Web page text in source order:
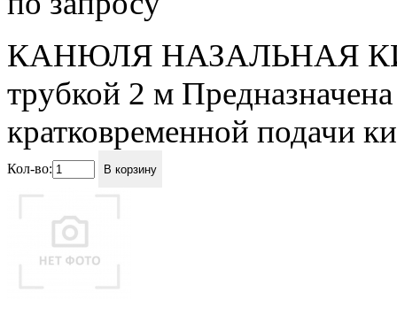
КАНЮЛЯ НАЗАЛЬНАЯ
трубкой 2 м
кратковременной
Кол-во: В корзину